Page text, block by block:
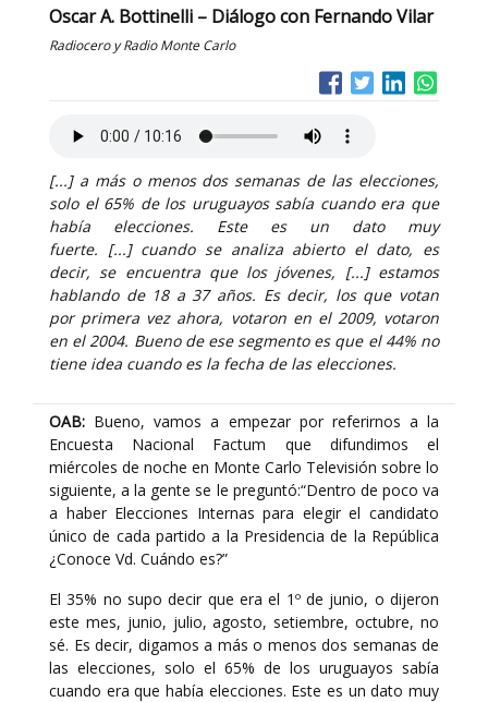
Oscar A. Bottinelli – Diálogo con Fernando Vilar
Radiocero y Radio Monte Carlo
[...] a más o menos dos semanas de las elecciones,
solo el 65% de los uruguayos sabía cuando era que
había elecciones. Este es un dato muy
fuerte. [...] cuando se analiza abierto el dato, es
decir, se encuentra que los jóvenes, [...] estamos
hablando de 18 a 37 años. Es decir, los que votan
por primera vez ahora, votaron en el 2009, votaron
en el 2004. Bueno de ese segmento es que el 44% no
tiene idea cuando es la fecha de las elecciones.
OAB: Bueno, vamos a empezar por referirnos a la
Encuesta Nacional Factum que difundimos el
miércoles de noche en Monte Carlo Televisión sobre lo
siguiente, a la gente se le preguntó:“Dentro de poco va
a haber Elecciones Internas para elegir el candidato
único de cada partido a la Presidencia de la República
¿Conoce Vd. Cuándo es?”
El 35% no supo decir que era el 1º de junio, o dijeron
este mes, junio, julio, agosto, setiembre, octubre, no
sé. Es decir, digamos a más o menos dos semanas de
las elecciones, solo el 65% de los uruguayos sabía
cuando era que había elecciones. Este es un dato muy